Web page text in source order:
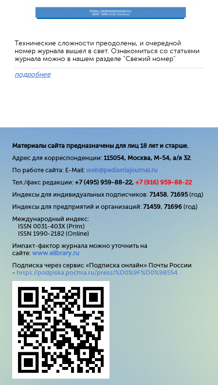
Технические сложности преодолены, и очередной
номер журнала вышел в свет. Ознакомиться со статьями
журнала можно в нашем разделе "Свежий номер"
подробнее
Материалы сайта предназначены для лиц 18 лет и старше.
Адрес для корреспонденции: 115054, Москва, М-54, а/я 32.
По работе сайта: E-Mail: web@pediatriajournal.ru
Тел./факс редакции: +7 (495) 959-88-22, +7 (916) 959-88-22
Индексы для индивидуальных подписчиков: 71458, 71695(год)
Индексы для предприятий и организаций: 71459, 71696 (год)
Международный индекс:
ISSN 0031-403X (Print)
ISSN 1990-2182 (Online)
Импакт-фактор журнала можно уточнить на
сайте: www.elibrary.ru
Подписка через сервис «Подписка онлайн» Почты России
- https://podpiska.pochta.ru/press/%D0%9F%D0%98554